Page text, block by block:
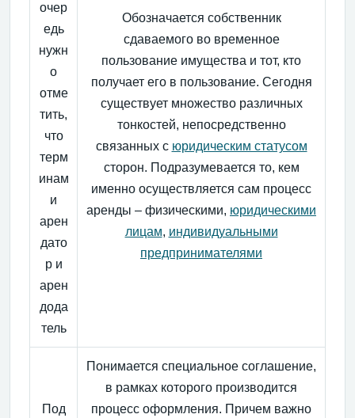
очер
едь
нужн
о
отме
тить,
что
терм
инам
и
арен
дато
р и
арен
дода
тель
Обозначается собственник
сдаваемого во временное
пользование имущества и тот, кто
получает его в пользование. Сегодня
существует множество различных
тонкостей, непосредственно
связанных с юридическим статусом
сторон. Подразумевается то, кем
именно осуществляется сам процесс
аренды – физическими, юридическими
лицам, индивидуальными
предпринимателями
Под
Понимается специальное соглашение,
в рамках которого производится
процесс оформления. Причем важно